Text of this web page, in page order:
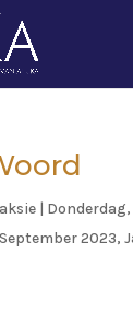
|
September 2023,